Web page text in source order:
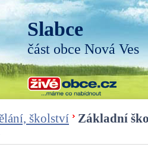
Slabce
část obce Nová Ves
školství
Základní